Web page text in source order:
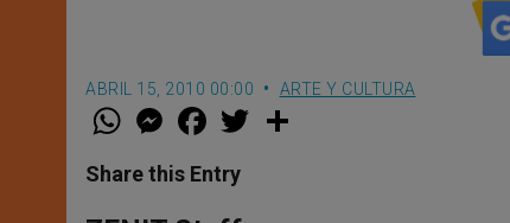
ABRIL 15, 2010 00:00 ARTE Y CULTURA
W
t
s
M
e
s
e
F
a
e
b
w
Share this Entry